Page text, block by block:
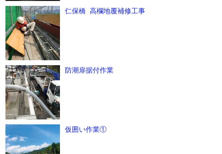
仁保橋 高欄地覆補修工事
防潮扉据付作業
仮囲い作業①